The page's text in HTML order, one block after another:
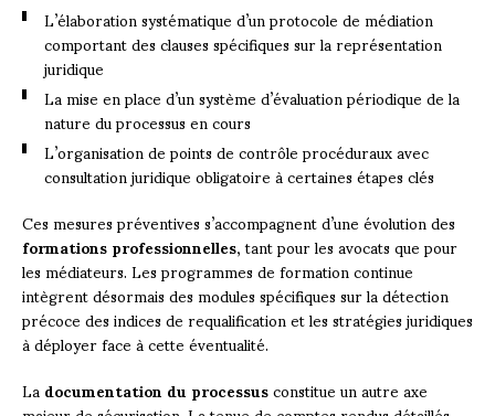
L’élaboration systématique d’un protocole de médiation
comportant des clauses spécifiques sur la représentation
juridique
La mise en place d’un système d’évaluation périodique de la
nature du processus en cours
L’organisation de points de contrôle procéduraux avec
consultation juridique obligatoire à certaines étapes clés
Ces mesures préventives s’accompagnent d’une évolution des
formations professionnelles, tant pour les avocats que pour
les médiateurs. Les programmes de formation continue
intègrent désormais des modules spécifiques sur la détection
précoce des indices de requalification et les stratégies juridiques
à déployer face à cette éventualité.
Ladocumentation du processusconstitue un autre axe